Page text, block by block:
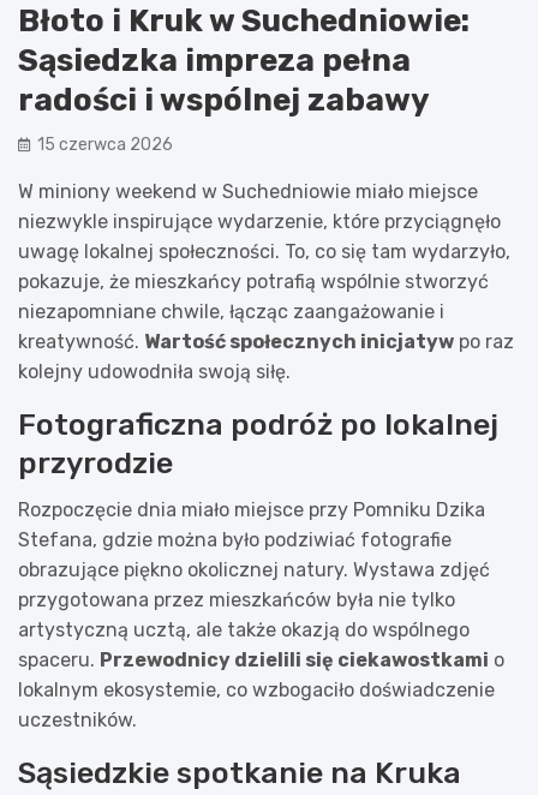
Błoto i Kruk w Suchedniowie:
Sąsiedzka impreza pełna
radości i wspólnej zabawy
15 czerwca 2026
W miniony weekend w Suchedniowie miało miejsce
niezwykle inspirujące wydarzenie, które przyciągnęło
uwagę lokalnej społeczności. To, co się tam wydarzyło,
pokazuje, że mieszkańcy potrafią wspólnie stworzyć
niezapomniane chwile, łącząc zaangażowanie i
kreatywność. Wartość społecznych inicjatyw po raz
kolejny udowodniła swoją siłę.
Fotograficzna podróż po lokalnej
przyrodzie
Rozpoczęcie dnia miało miejsce przy Pomniku Dzika
Stefana, gdzie można było podziwiać fotografie
obrazujące piękno okolicznej natury. Wystawa zdjęć
przygotowana przez mieszkańców była nie tylko
artystyczną ucztą, ale także okazją do wspólnego
spaceru. Przewodnicy dzielili się ciekawostkami o
lokalnym ekosystemie, co wzbogaciło doświadczenie
uczestników.
Sąsiedzkie spotkanie na Kruka